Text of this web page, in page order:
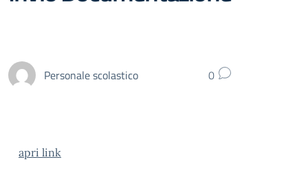
Personale scolastico 0
apri link